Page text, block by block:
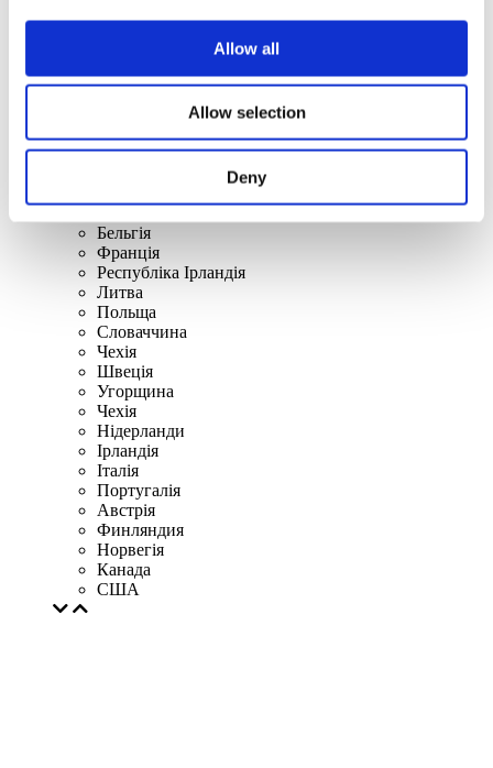
Allow all
Allow selection
Deny
Усі країни
Великобританія
Бельгія
Франція
Республіка Ірландія
Литва
Польща
Словаччина
Чехія
Швецiя
Угорщина
Чехія
Нідерланди
Iрландія
Iталiя
Португалія
Австрія
Финляндия
Норвегія
Канада
США